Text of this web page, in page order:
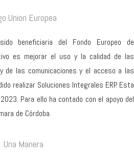
beneficiaria del Fondo Europeo de
es mejorar el uso y la calidad de las
de las comunicaciones y el acceso a las
realizar Soluciones Integrales ERP. Esta
Para ello ha contado con el apoyo del
de Córdoba.